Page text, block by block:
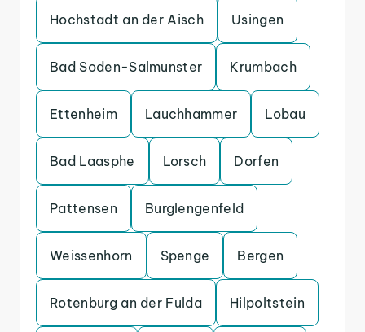
Hochstadt an der Aisch Usingen
Bad Soden-Salmunster Krumbach
Ettenheim Lauchhammer Lobau
Bad Laasphe Lorsch Dorfen
Pattensen Burglengenfeld
Weissenhorn Spenge Bergen
Rotenburg an der Fulda Hilpoltstein